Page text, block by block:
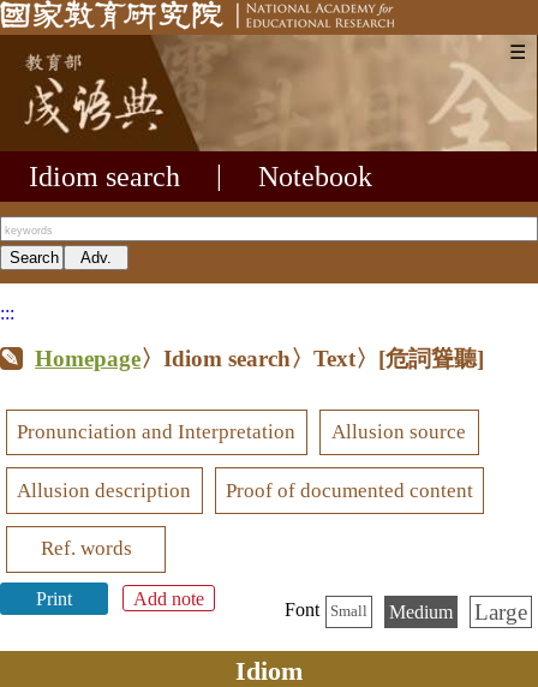
☰
Idiom search Notebook
:::
Homepage〉Idiom search〉Text〉 [危詞聳聽]
Pronunciation and Interpretation Allusion source
Allusion description Proof of documented content
Ref. words
Print Add note
Font Small Medium Large
Idiom